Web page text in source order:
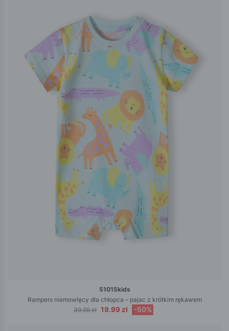
51015kids
Rampers niemowlęcy dla chłopca – pajac z krótkim rękawem
39.99 zł 19.99 zł -50%